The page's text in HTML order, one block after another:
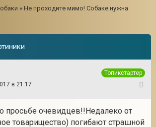
» Не проходите мимо! Собаке нужна
Топикстартер
в 21:17
просьбе очевидцев!!Недалеко от
товарищество) погибают страшной